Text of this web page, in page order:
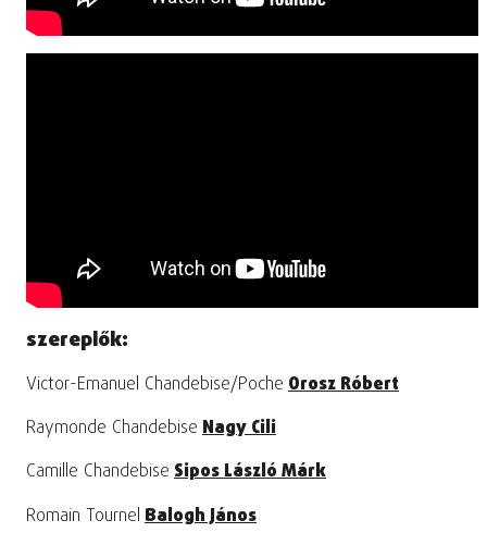
szereplők:
Victor-Emanuel Chandebise/Poche Orosz Róbert
Raymonde Chandebise Nagy Cili
Camille Chandebise Sipos László Márk
Romain Tournel Balogh János